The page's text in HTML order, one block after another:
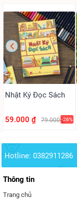
Nhật Ký Đọc Sách
59.000 ₫ 79.000 ₫-26%
Hotline: 0382911286
Thông tin
Trang chủ